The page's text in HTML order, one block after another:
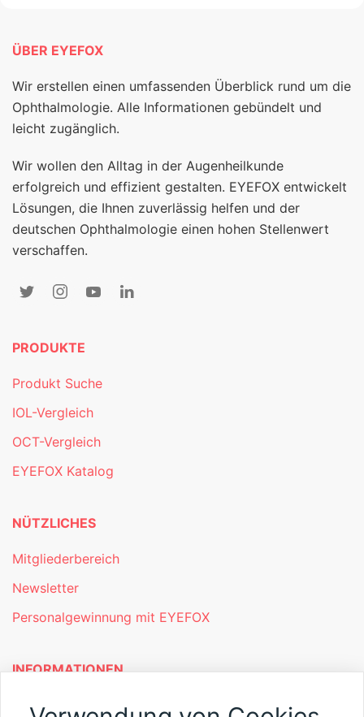
ÜBER EYEFOX
Wir erstellen einen umfassenden Überblick rund um die
Ophthalmologie. Alle Informationen gebündelt und
leicht zugänglich.
Wir wollen den Alltag in der Augenheilkunde
erfolgreich und effizient gestalten. EYEFOX entwickelt
Lösungen, die Ihnen zuverlässig helfen und der
deutschen Ophthalmologie einen hohen Stellenwert
verschaffen.
PRODUKTE
Produkt Suche
IOL-Vergleich
OCT-Vergleich
EYEFOX Katalog
NÜTZLICHES
Mitgliederbereich
Newsletter
Personalgewinnung mit EYEFOX
INFORMATIONEN
Was ist EYEFOX – Ihre Möglichkeiten